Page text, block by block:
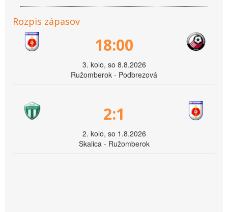
Rozpis zápasov
18:00
3. kolo, so 8.8.2026
Ružomberok - Podbrezová
2:1
2. kolo, so 1.8.2026
Skalica - Ružomberok